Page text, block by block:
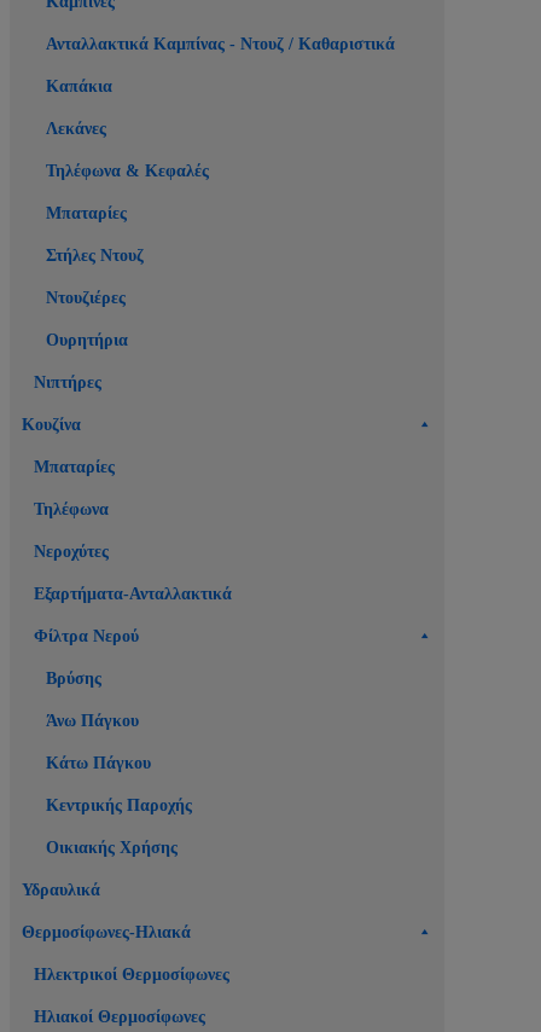
Ανταλλακτικά Καμπίνας - Ντουζ / Καθαριστικά
Καπάκια
Λεκάνες
Τηλέφωνα & Κεφαλές
Μπαταρίες
Στήλες Ντουζ
Ντουζιέρες
Ουρητήρια
Νιπτήρες
Κουζίνα
Μπαταρίες
Τηλέφωνα
Νεροχύτες
Εξαρτήματα-Ανταλλακτικά
Φίλτρα Νερού
Βρύσης
Άνω Πάγκου
Κάτω Πάγκου
Κεντρικής Παροχής
Οικιακής Χρήσης
Υδραυλικά
Θερμοσίφωνες-Ηλιακά
Ηλεκτρικοί Θερμοσίφωνες
Ηλιακοί Θερμοσίφωνες